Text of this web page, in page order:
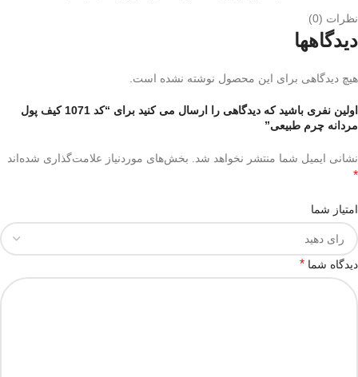
نظرات (0)
دیدگاهها
هیچ دیدگاهی برای این محصول نوشته نشده است.
اولین نفری باشید که دیدگاهی را ارسال می کنید برای “کد 1071 کیف پول
مردانه چرم طبیعی”
نشانی ایمیل شما منتشر نخواهد شد. بخش‌های موردنیاز علامت‌گذاری شده‌اند
*
امتیاز شما
دیدگاه شما *